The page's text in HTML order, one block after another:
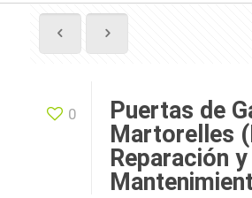
0
Puertas de
Martorelles
Reparación y